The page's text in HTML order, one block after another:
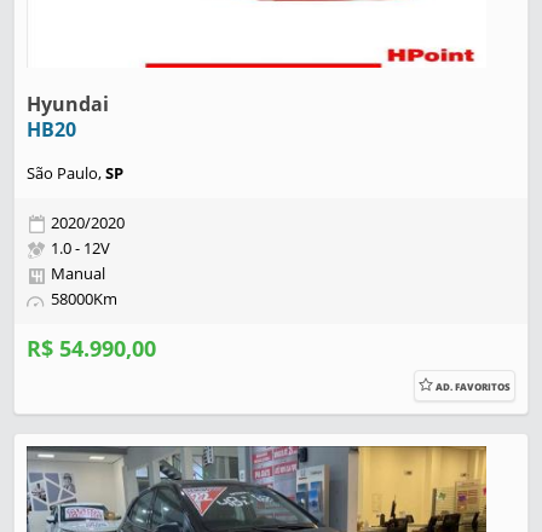
Hyundai
HB20
São Paulo,SP
2020/2020
1.0 - 12V
Manual
58000Km
R$ 54.990,00
AD. FAVORITOS